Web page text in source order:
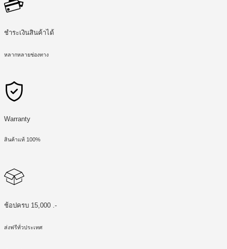
ชำระเงินสินค้าได้
หลากหลายช่องทาง
Warranty
สินค้าแท้ 100%
ช้อปครบ 15,000 .-
ส่งฟรีทั่วประเทศ